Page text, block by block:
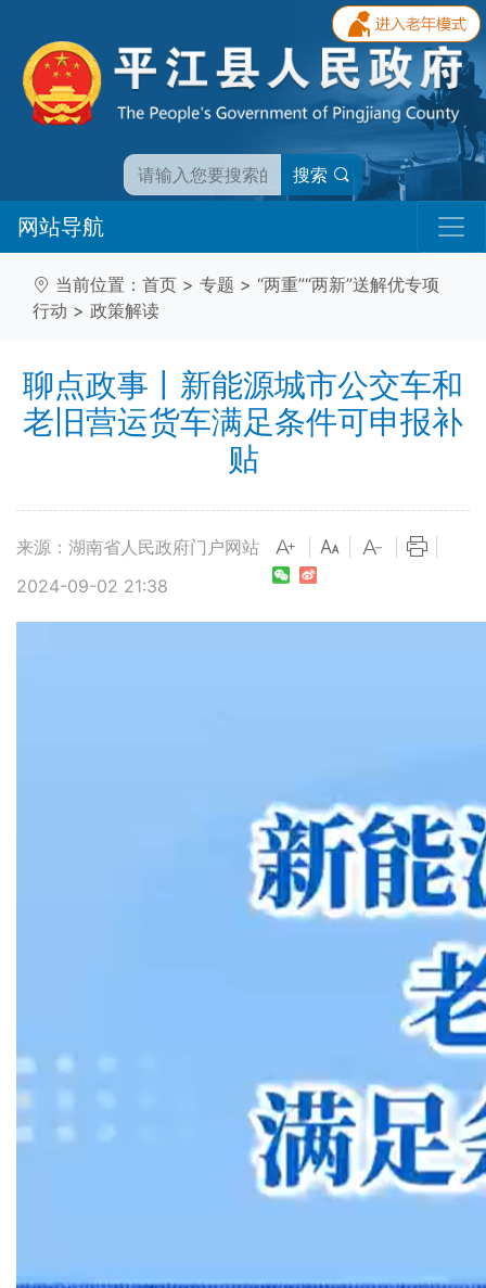
搜索
网站导航
当前位置： 首页 > 专题 > “两重”“两新”送解优专项
行动 > 政策解读
聊点政事丨新能源城市公交车和
老旧营运货车满足条件可申报补
贴
来源：湖南省人民政府门户网站
2024-09-02 21:38